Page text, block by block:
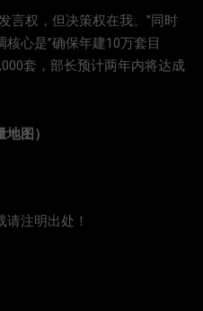
言权，但决策权在我。”同时
心是”确保年建10万套目
套，部长预计两年内将达成
图）
注明出处！